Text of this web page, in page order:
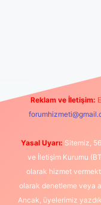
Reklam ve İletişim:
Yasal Uyarı: Sitemiz,
ve İletişim Kurumu
olarak hizmet
olarak denetleme veya
Ancak, üyelerimiz